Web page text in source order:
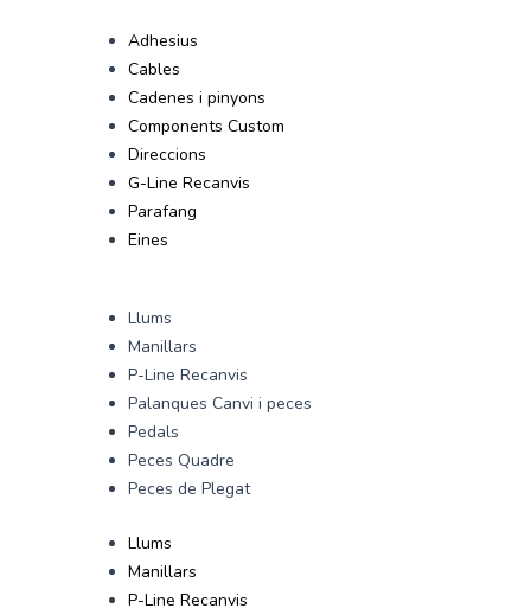
Adhesius
Cables
Cadenes i pinyons
Components Custom
Direccions
G-Line Recanvis
Parafang
Eines
Llums
Manillars
P-Line Recanvis
Palanques Canvi i peces
Pedals
Peces Quadre
Peces de Plegat
Llums
Manillars
P-Line Recanvis